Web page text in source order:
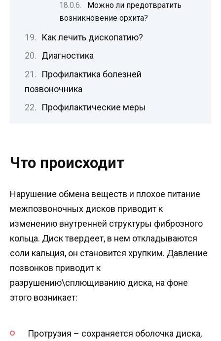
Можно ли предотвратить
возникновение орхита?
Как лечить дископатию?
Диагностика
Профилактика болезней
позвоночника
Профилактические меры
Что происходит
Нарушение обмена веществ и плохое питание
межпозвоночных дисков приводит к
изменению внутренней структуры фиброзного
кольца. Диск твердеет, в нем откладываются
соли кальция, он становится хрупким. Давление
позвонков приводит к
разрушению\сплющиванию диска, на фоне
этого возникает:
Протрузия – сохраняется оболочка диска,